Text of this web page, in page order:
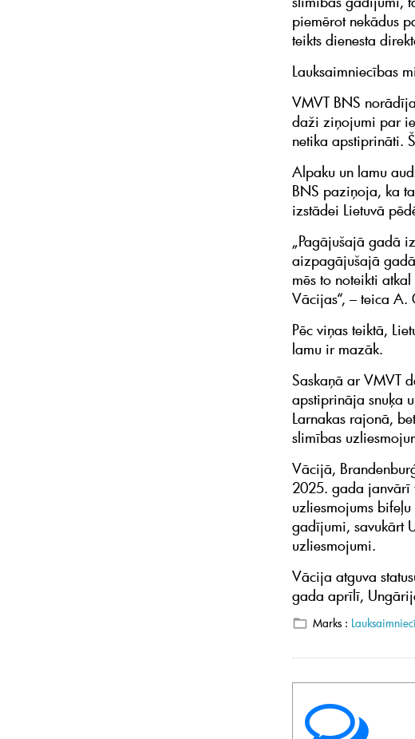
piemērot nekādus
teikts dienesta
Lauksaimniecības
VMVT BNS
daži ziņojumi par
netika apstiprināti.
Alpaku un lamu
BNS paziņoja, ka
izstādei Lietuvā
„Pagājušajā gadā
aizpagājušajā
mēs to noteikti
Vācijas“, – teica A.
Pēc viņas teiktā,
lamu ir mazāk.
Saskaņā ar VMVT
apstiprināja snuķa
Larnakas rajonā,
slimības
Vācijā,
2025. gada janvārī
uzliesmojums
gadījumi, savukārt
uzliesmojumi.
Vācija atguva
gada aprīlī,
Marks :